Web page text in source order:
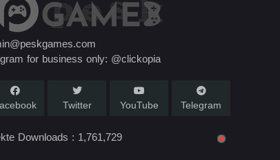
for business only: @clickopia
Twitter YouTube Telegram
Downloads : 1,761,729